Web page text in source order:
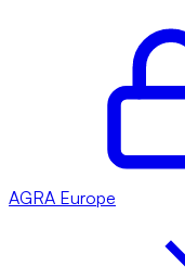
AGRA Europe